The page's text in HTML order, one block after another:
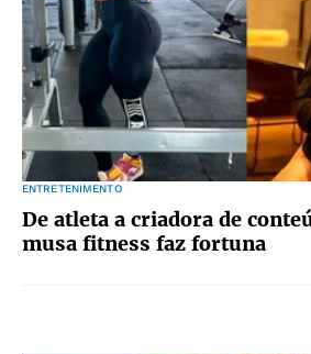
ENTRETENIMENTO
De atleta a criadora de
musa fitness faz fortuna